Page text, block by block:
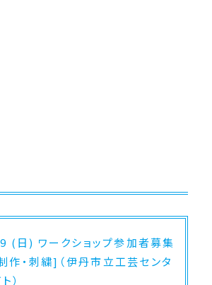
日) ワークショップ参加者募集
作・刺繍]（伊丹市立工芸センタ
）